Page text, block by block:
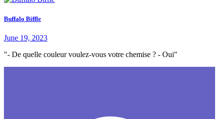
Buffalo Biffle
June 19, 2023
"- De quelle couleur voulez-vous votre chemise ? - Oui"